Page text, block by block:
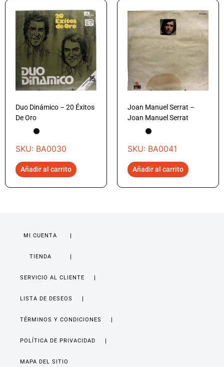
Duo Dinámico – 20 Éxitos
De Oro
SKU: BA0030
Añadir al carrito
Joan Manuel Serrat –
Joan Manuel Serrat
SKU: BA0041
Añadir al carrito
MI CUENTA
TIENDA
SERVICIO AL CLIENTE
LISTA DE DESEOS
TÉRMINOS Y CONDICIONES
POLÍTICA DE PRIVACIDAD
MAPA DEL SITIO